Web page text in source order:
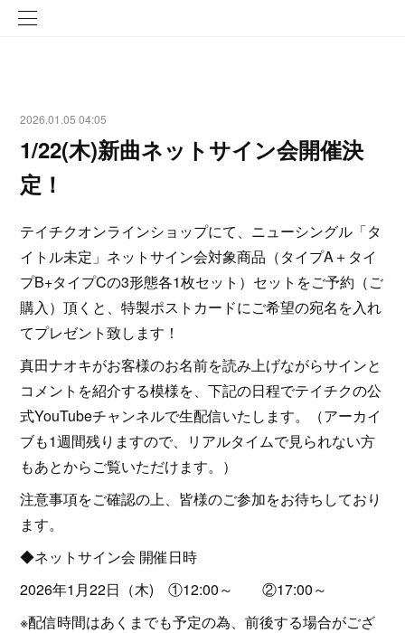
2026.01.05 04:05
1/22(木)新曲ネットサイン会開催決
定！
テイチクオンラインショップにて、ニューシングル「タ
イトル未定」ネットサイン会対象商品（タイプA＋タイ
プB+タイプCの3形態各1枚セット）セットをご予約（ご
購入）頂くと、特製ポストカードにご希望の宛名を入れ
てプレゼント致します！
真田ナオキがお客様のお名前を読み上げながらサインと
コメントを紹介する模様を、下記の日程でテイチクの公
式YouTubeチャンネルで生配信いたします。（アーカイ
ブも1週間残りますので、リアルタイムで見られない方
もあとからご覧いただけます。）
注意事項をご確認の上、皆様のご参加をお待ちしており
ます。
◆ネットサイン会 開催日時
2026年1月22日（木) ①12:00～ ②17:00～
※配信時間はあくまでも予定の為、前後する場合がござ